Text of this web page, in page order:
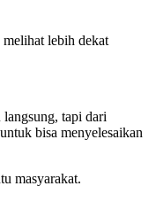
lebih dekat
tapi dari
bisa menyelesaikan
masyarakat.